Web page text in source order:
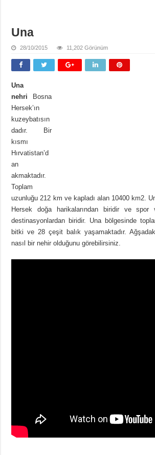
Una
28/10/2015 11,202 Görünüm
Una
nehri Bosna
Hersek’ın
kuzeybatısın
dadır. Bir
kısmı
Hırvatistan’d
an
akmaktadır.
Toplam
uzunluğu 212 km ve kapladı alan 10400 km2.
Hersek doğa harikalarından biridir ve
destinasyonlardan biridir. Una bölgesinde
bitki ve 28 çeşit balık yaşamaktadır.
nasıl bir nehir olduğunu görebilirsiniz.